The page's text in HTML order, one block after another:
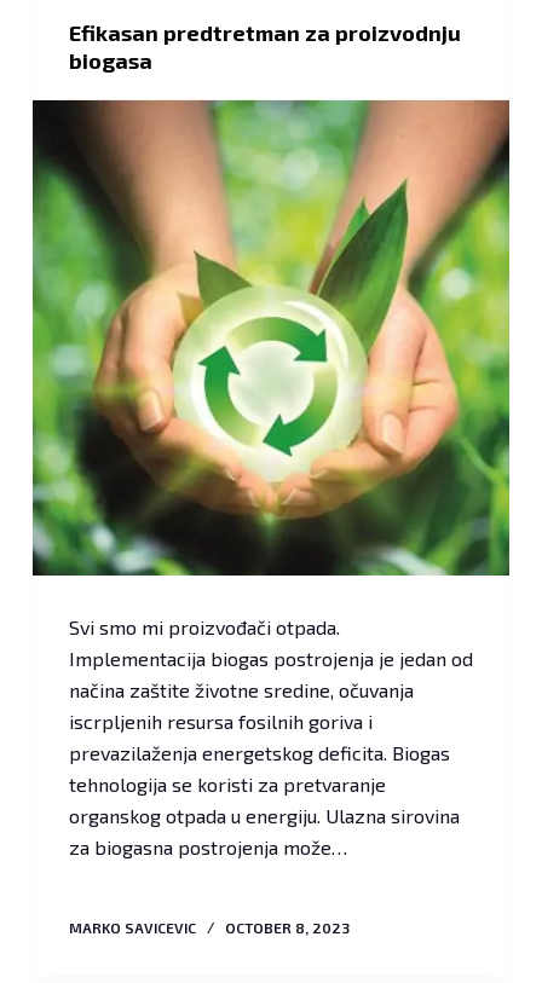
Efikasan predtretman za proizvodnju
biogasa
Svi smo mi proizvođači otpada.
Implementacija biogas postrojenja je jedan od
načina zaštite životne sredine, očuvanja
iscrpljenih resursa fosilnih goriva i
prevazilaženja energetskog deficita. Biogas
tehnologija se koristi za pretvaranje
organskog otpada u energiju. Ulazna sirovina
za biogasna postrojenja može…
MARKO SAVICEVIC OCTOBER 8, 2023